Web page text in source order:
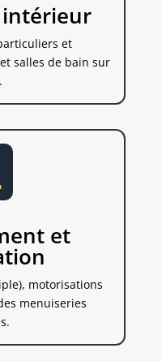
et
salles de bain sur
et
motorisations
menuiseries